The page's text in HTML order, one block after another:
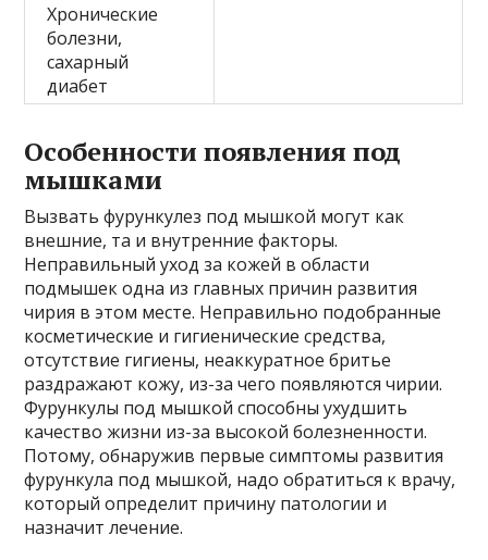
Хронические
болезни,
сахарный
диабет
Особенности появления под
мышками
Вызвать фурункулез под мышкой могут как
внешние, та и внутренние факторы.
Неправильный уход за кожей в области
подмышек одна из главных причин развития
чирия в этом месте. Неправильно подобранные
косметические и гигиенические средства,
отсутствие гигиены, неаккуратное бритье
раздражают кожу, из-за чего появляются чирии.
Фурункулы под мышкой способны ухудшить
качество жизни из-за высокой болезненности.
Потому, обнаружив первые симптомы развития
фурункула под мышкой, надо обратиться к врачу,
который определит причину патологии и
назначит лечение.